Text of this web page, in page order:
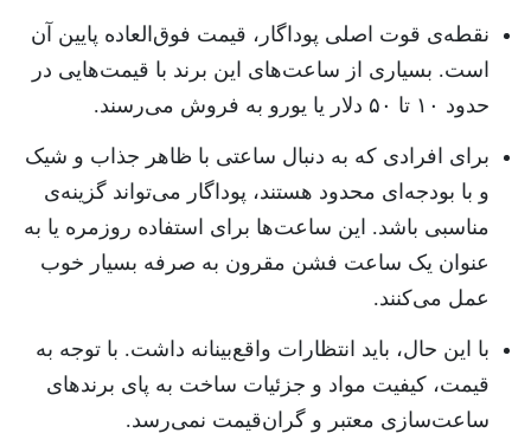
نقطه‌ی قوت اصلی پوداگار، قیمت فوق‌العاده پایین آن
است. بسیاری از ساعت‌های این برند با قیمت‌هایی در
حدود ۱۰ تا ۵۰ دلار یا یورو به فروش می‌رسند.
برای افرادی که به دنبال ساعتی با ظاهر جذاب و شیک
و با بودجه‌ای محدود هستند، پوداگار می‌تواند گزینه‌ی
مناسبی باشد. این ساعت‌ها برای استفاده روزمره یا به
عنوان یک ساعت فشن مقرون به صرفه بسیار خوب
عمل می‌کنند.
با این حال، باید انتظارات واقع‌بینانه داشت. با توجه به
قیمت، کیفیت مواد و جزئیات ساخت به پای برندهای
ساعت‌سازی معتبر و گران‌قیمت نمی‌رسد.